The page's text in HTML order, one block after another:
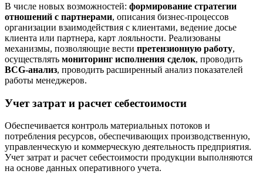
В числе новых возможностей: формирование стратегии
отношений с партнерами, описания бизнес-процессов
организации взаимодействия с клиентами, ведение досье
клиента или партнера, карт лояльности. Реализованы
механизмы, позволяющие вести претензионную работу,
осуществлять мониторинг исполнения сделок, проводить
BCG-анализ, проводить расширенный анализ показателей
работы менеджеров.
Учет затрат и расчет себестоимости
Обеспечивается контроль материальных потоков и
потребления ресурсов, обеспечивающих производственную,
управленческую и коммерческую деятельность предприятия.
Учет затрат и расчет себестоимости продукции выполняются
на основе данных оперативного учета.